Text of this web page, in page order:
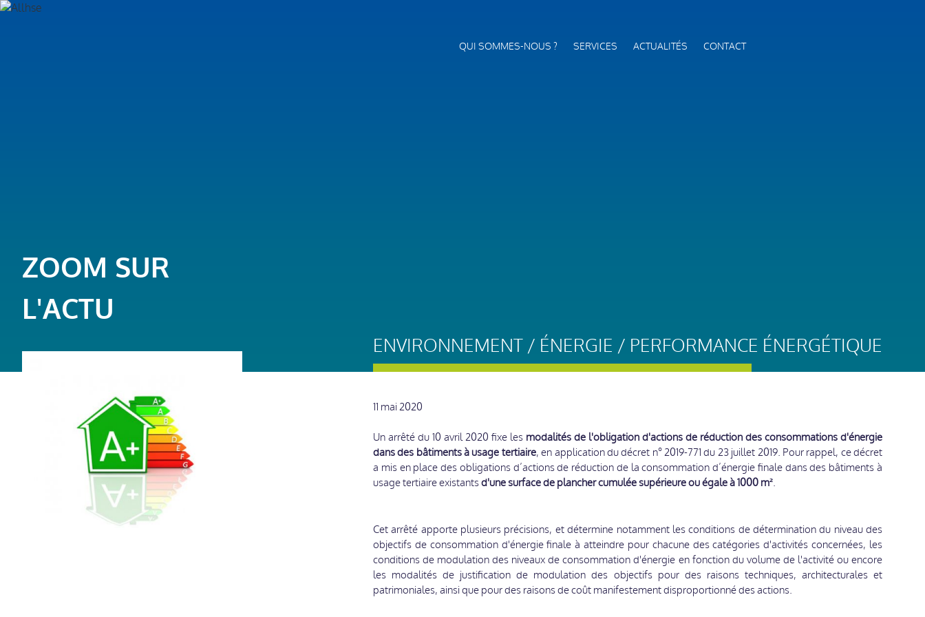
QUI SOMMES-NOUS ? SERVICES ACTUALITÉS CONTACT
ENVIRONNEMENT / ÉNERGIE / PERFORMANCE ÉNERGÉTIQUE
ZOOM SUR
L'ACTU
11 mai 2020
Un arrêté du 10 avril 2020 fixe les modalités de l'obligation d'actions de réduction des consommations d'énergie
dans des bâtiments à usage tertiaire, en application du décret n° 2019-771 du 23 juillet 2019. Pour rappel, ce décret
a mis en place des obligations d’actions de réduction de la consommation d’énergie finale dans des bâtiments à
usage tertiaire existantsd'une surface de plancher cumulée supérieure ou égale à 1000 m².
Cet arrêté apporte plusieurs précisions, et détermine notamment les conditions de détermination du niveau des
objectifs de consommation d'énergie finale à atteindre pour chacune des catégories d'activités concernées, les
conditions de modulation des niveaux de consommation d'énergie en fonction du volume de l'activité ou encore
les modalités de justification de modulation des objectifs pour des raisons techniques, architecturales et
patrimoniales, ainsi que pour des raisons de coût manifestement disproportionné des actions.